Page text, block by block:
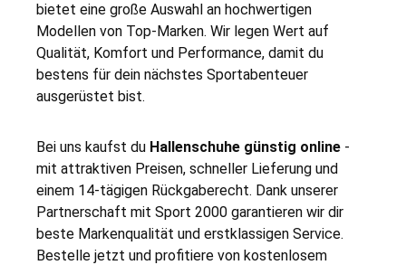
bietet eine große Auswahl an hochwertigen
Modellen von Top-Marken. Wir legen Wert auf
Qualität, Komfort und Performance, damit du
bestens für dein nächstes Sportabenteuer
ausgerüstet bist.
Bei uns kaufst du Hallenschuhe günstig online -
mit attraktiven Preisen, schneller Lieferung und
einem 14-tägigen Rückgaberecht. Dank unserer
Partnerschaft mit Sport 2000 garantieren wir dir
beste Markenqualität und erstklassigen Service.
Bestelle jetzt und profitiere von kostenlosem